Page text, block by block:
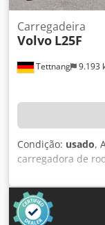
Tettnang 9.193
Carregadeira
Volvo L25F
Condição: usado,
carregadora de
comprimento do
de acordo com as
Dcsdpfezqa E Eox